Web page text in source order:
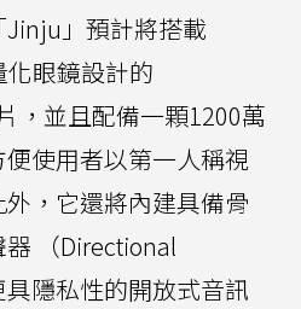
」預計將搭載
眼鏡設計的
，並且配備一顆1200萬
使用者以第一人稱視
，它還將內建具備骨
（Directional
隱私性的開放式音訊